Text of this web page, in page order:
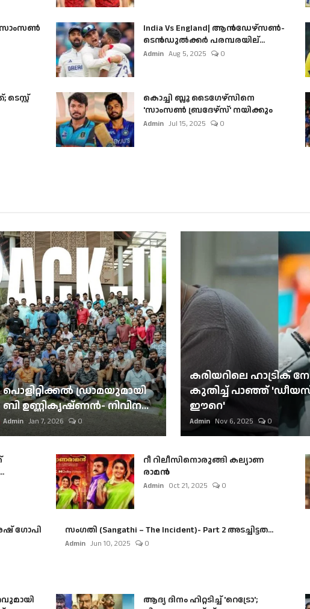
സാംസൺ
India Vs England| ആൻഡേഴ്സൺ-
ടെൻഡുല്‍ക്കർ പരമ്പരയില്...
Admin Aug 5, 2025 0
കൊച്ചി ബ്ലൂ ടൈഗേഴ്സിനെ
'സാംസൺ ബ്രദേഴ്സ്' നയിക്കും
Admin Jul 15, 2025 0
പൊളിറ്റിക്കല്‍ ഡ്രാമയുമായി
ബി ഉണ്ണികൃഷ്ണന്‍- നിവിന...
Admin Jan 7, 2026 0
കരിയറിലെ ഹാട്രിക്
കുതിച്ച് പാഞ്ഞ്
ഈറെ'
Admin Nov 6, 2025 0
റീ റിലീസിനൊരുങ്ങി കല്യാണ
രാമൻ
Admin Oct 21, 2025 0
ഗോപി
സംഗതി (Sangathi – The Incident)- Part 2 അടച്ചിട്ടത...
Admin Jun 10, 2025 0
ആദ്യ ദിനം ഹിറ്റടിച്ച് 'റെട്രോ';